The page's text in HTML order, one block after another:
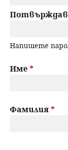
Напишете
Име*
Фамилия*